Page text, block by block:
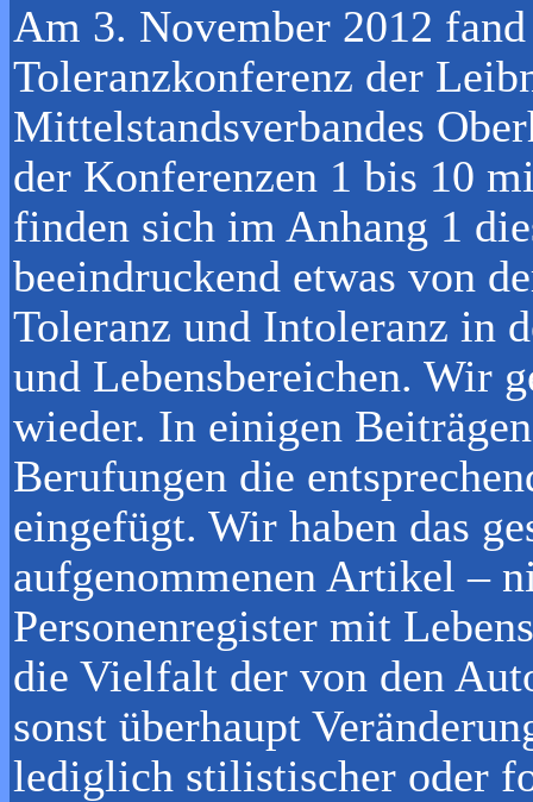
Am 3. November 2012
Toleranzkonferenz der
Mittelstandsverbandes
der Konferenzen 1 bis 10
finden sich im Anhang 1
beeindruckend etwas von
Toleranz und Intoleranz in
und Lebensbereichen. Wir
wieder. In einigen
Berufungen die
eingefügt. Wir haben das
aufgenommenen Artikel –
Personenregister mit
die Vielfalt der von den
sonst überhaupt
lediglich stilistischer oder